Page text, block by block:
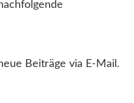
Beiträge via E-Mail.